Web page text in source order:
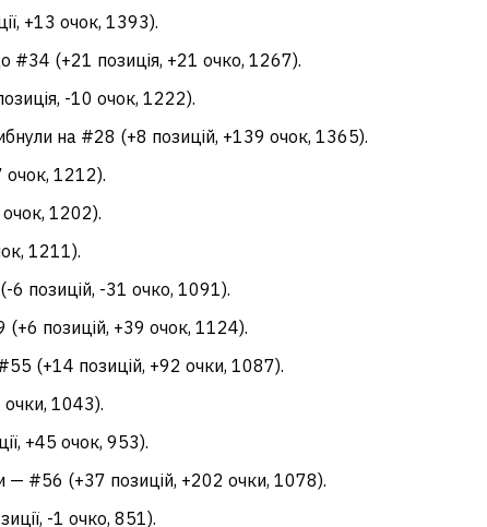
+13 очок, 1393).
#34 (+21 позиція, +21 очко, 1267).
-10 очок, 1222).
на #28 (+8 позицій, +139 очок, 1365).
очок, 1212).
1202).
1211).
6 позицій, -31 очко, 1091).
позицій, +39 очок, 1124).
(+14 позицій, +92 очки, 1087).
1043).
+45 очок, 953).
— #56 (+37 позицій, +202 очки, 1078).
-1 очко, 851).